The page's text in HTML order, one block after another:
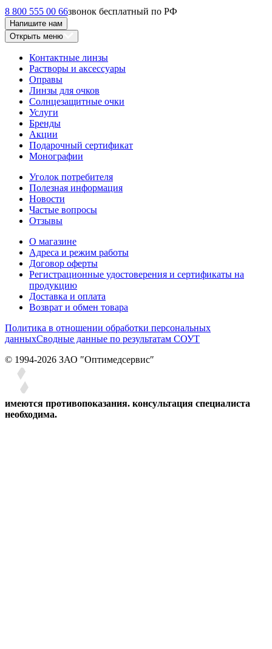
8 800 555 00 66звонок бесплатный по РФ
Напишите нам
Открыть меню
Контактные линзы
Растворы и аксессуары
Оправы
Линзы для очков
Солнцезащитные очки
Услуги
Бренды
Акции
Подарочный сертификат
Монографии
Уголок потребителя
Полезная информация
Новости
Частые вопросы
Отзывы
О магазине
Адреса и режим работы
Договор оферты
Регистрационные удостоверения и сертификаты на
продукцию
Доставка и оплата
Возврат и обмен товара
Политика в отношении обработки персональных
данныхСводные данные по результатам СОУТ
© 1994-2026 ЗАО ″Оптимедсервис″
имеются противопоказания. консультация специалиста
необходима.